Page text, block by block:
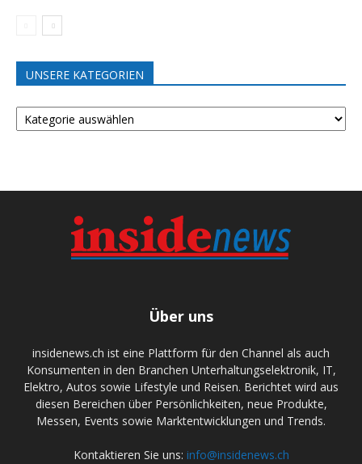
UNSERE KATEGORIEN
UNSERE
KATEGORIEN
Über uns
insidenews.ch ist eine Plattform für den Channel als auch
Konsumenten in den Branchen Unterhaltungselektronik, IT,
Elektro, Autos sowie Lifestyle und Reisen. Berichtet wird aus
diesen Bereichen über Persönlichkeiten, neue Produkte,
Messen, Events sowie Marktentwicklungen und Trends.
Kontaktieren Sie uns: info@insidenews.ch